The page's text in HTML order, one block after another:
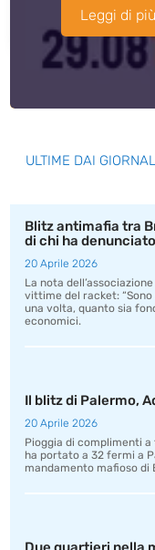
Leggi di più
ULTIME DAI
Blitz antimafia tra
di chi ha
20 Aprile 2026
La nota
vittime del racket:
una volta, quanto sia
economici.
Il blitz di Palermo,
20 Aprile 2026
Pioggia di complimenti
ha portato a 32 fermi a
mandamento mafioso di